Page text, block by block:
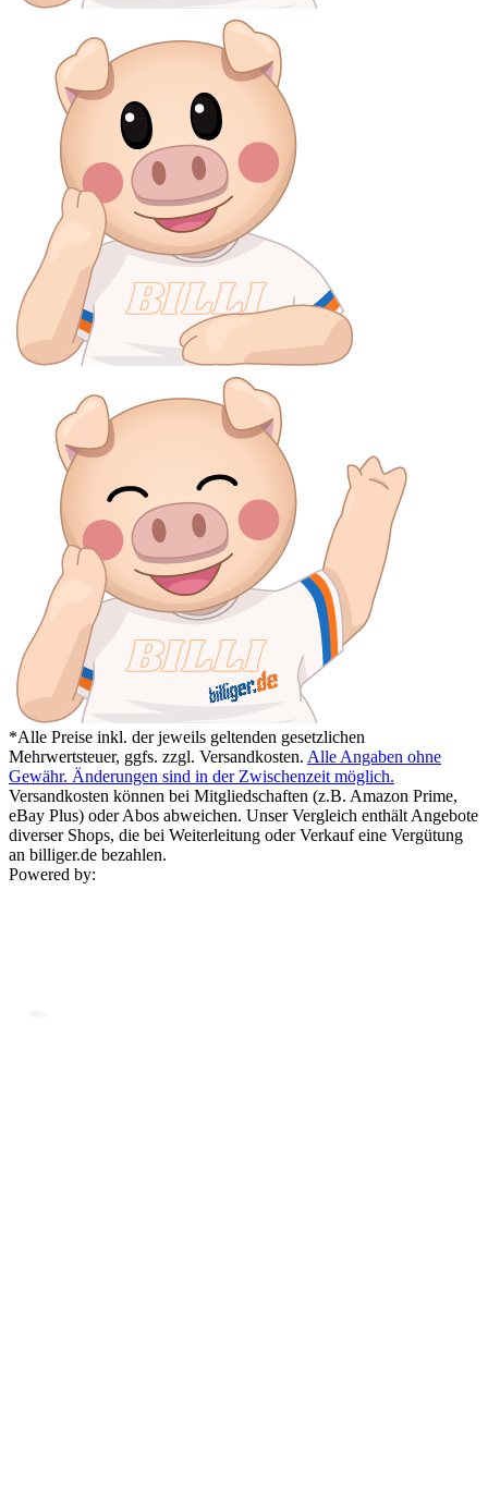
*Alle Preise inkl. der jeweils geltenden gesetzlichen
Mehrwertsteuer, ggfs. zzgl. Versandkosten. Alle Angaben ohne
Gewähr. Änderungen sind in der Zwischenzeit möglich.
Versandkosten können bei Mitgliedschaften (z.B. Amazon Prime,
eBay Plus) oder Abos abweichen. Unser Vergleich enthält Angebote
diverser Shops, die bei Weiterleitung oder Verkauf eine Vergütung
an billiger.de bezahlen.
Powered by: